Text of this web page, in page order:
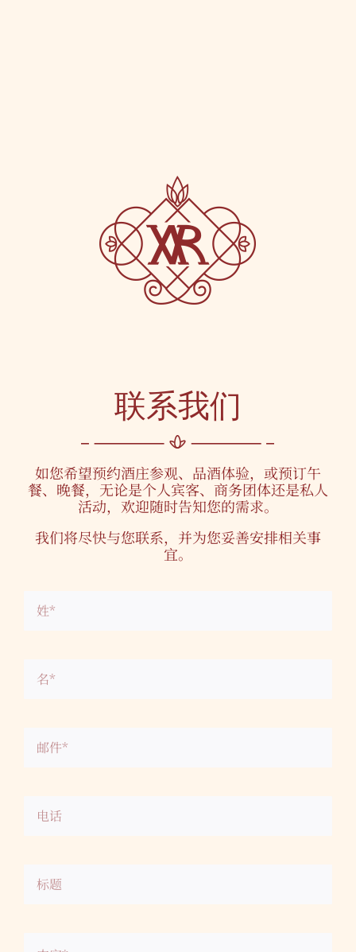
联系我们
如您希望预约酒庄参观、品酒体验，或预订午
餐、晚餐，无论是个人宾客、商务团体还是私人
活动，欢迎随时告知您的需求。
我们将尽快与您联系，并为您妥善安排相关事
宜。